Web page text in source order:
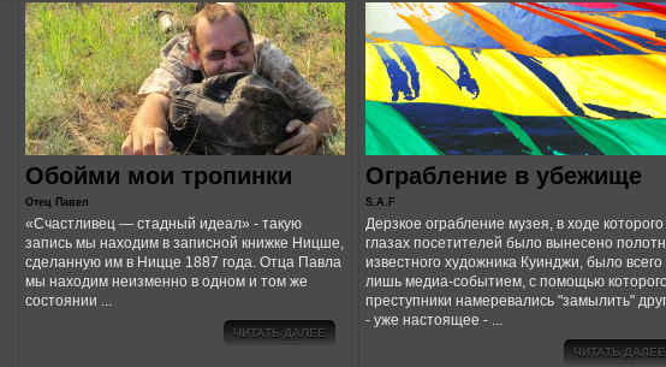
Обойми мои тропинки
Отец Павел
«Счастливец — стадный идеал» - такую
запись мы находим в записной книжке Ницше,
сделанную им в Ницце 1887 года. Отца Павла
мы находим неизменно в одном и том же
состоянии ...
ЧИТАТЬ ДАЛЕЕ
Ограбление в убежище
S.A.F
Дерзкое ограбление музея, в ходе
глазах посетителей было вынесено
известного художника Куинджи, было всего
лишь медиа-событием, с помощью
преступники намеревались "замылить"
- уже настоящее - ...
ЧИТАТЬ ДАЛЕЕ